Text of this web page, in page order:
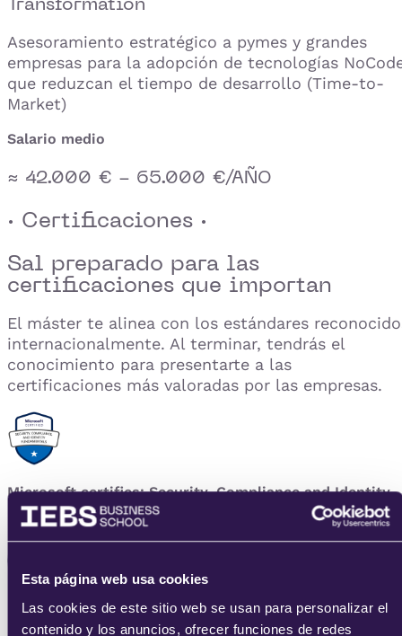
Esta página web usa cookies
Las cookies de este sitio web se usan para personalizar el
contenido y los anuncios, ofrecer funciones de redes
Asesoramiento estratégico a pymes y grandes
empresas para la adopción de tecnologías
que reduzcan el tiempo de desarrollo (Time-to-
Market)
Salario medio
≈ 42.000 € - 65.000 €/AÑO
· Certificaciones ·
Sal preparado para las
certificaciones que importan
El máster te alinea con los estándares
internacionalmente. Al terminar, tendrás el
conocimiento para presentarte a las
certificaciones más valoradas por las empresas.
Microsoft certifies: Security, Compliance and Identity
Fundamentals (SC-900)
PMI Certified Professional in Managing AI (PMI-CPMAI)